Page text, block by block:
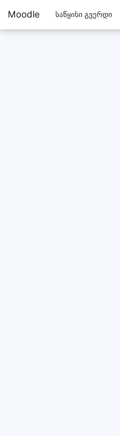
Moodle საწყისი გვერდი